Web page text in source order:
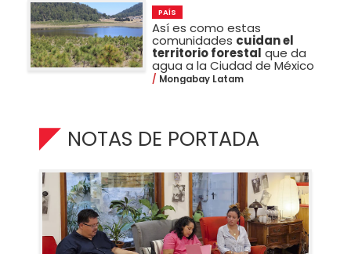
PAÍS
Así es como estas
comunidades cuidan el
territorio forestal que da
agua a la Ciudad de México
Mongabay Latam
NOTAS DE PORTADA